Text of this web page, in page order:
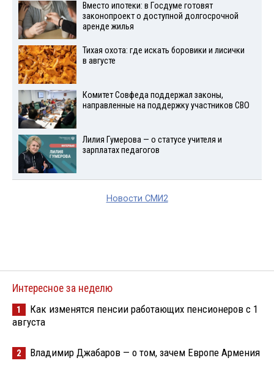
Вместо ипотеки: в Госдуме готовят
законопроект о доступной долгосрочной
аренде жилья
Тихая охота: где искать боровики и лисички
в августе
Комитет Совфеда поддержал законы,
направленные на поддержку участников СВО
Лилия Гумерова — о статусе учителя и
зарплатах педагогов
Новости СМИ2
Интересное за неделю
1
Как изменятся пенсии работающих пенсионеров с 1
августа
2 Владимир Джабаров — о том, зачем Европе Армения